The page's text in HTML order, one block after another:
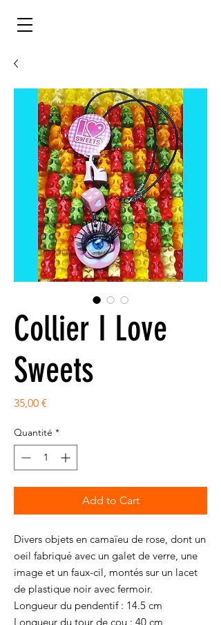
Collier I Love
Sweets
35,00 €
Quantité *
Add to Cart
Divers objets en camaïeu de rose, dont un
oeil fabriqué avec un galet de verre, une
image et un faux-cil, montés sur un lacet
de plastique noir avec fermoir.
Longueur du pendentif : 14.5 cm
Longueur du tour de cou : 40 cm